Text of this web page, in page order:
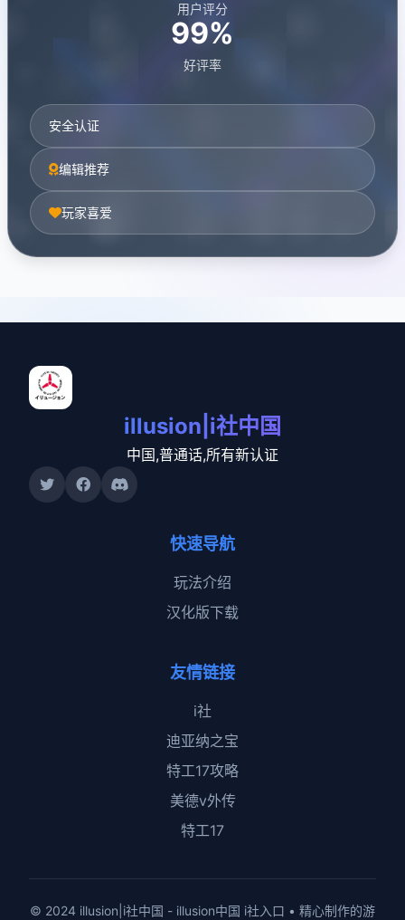
用户评分
99%
好评率
安全认证
编辑推荐
玩家喜爱
illusion|i社中国
中国,普通话,所有新认证
快速导航
玩法介绍
汉化版下载
友情链接
i社
迪亚纳之宝
特工17攻略
美德v外传
特工17
© 2024 illusion|i社中国 - illusion中国 i社入口 • 精心制作的游